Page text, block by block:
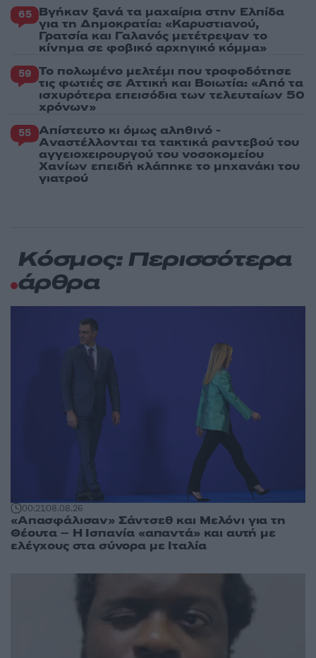
65 Βγήκαν ξανά τα μαχαίρια στην Ελπίδα
για τη Δημοκρατία: «Καρυστιανού,
Γρατσία και Γαλανός μετέτρεψαν το
κίνημα σε φοβικό αρχηγικό κόμμα»
59 Το πολωμένο μελτέμι που τροφοδότησε
τις φωτιές σε Αττική και Βοιωτία: «Από τα
ισχυρότερα επεισόδια των τελευταίων 50
χρόνων»
55 Απίστευτο κι όμως αληθινό -
Aναστέλλονται τα τακτικά ραντεβού του
αγγειοχειρουργού του νοσοκομείου
Χανίων επειδή κλάπηκε το μηχανάκι του
γιατρού
Κόσμος: Περισσότερα
άρθρα
00:2108.08.26
«Απασφάλισαν» Σάντσεθ και Μελόνι για τη
Θέουτα – Η Ισπανία «απαντά» και αυτή με
ελέγχους στα σύνορα με Ιταλία